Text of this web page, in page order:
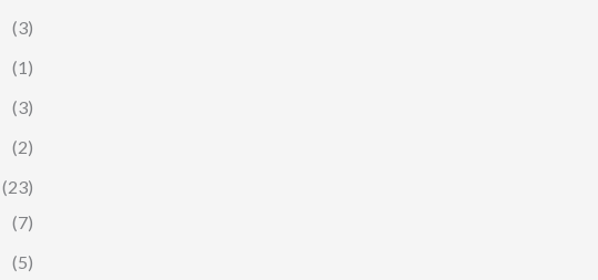
(3)
(1)
(3)
(2)
(23)
(7)
(5)